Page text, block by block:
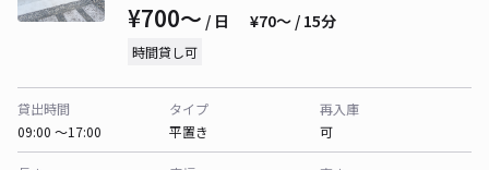
¥700〜 / 日 ¥70〜 / 15分
時間貸し可
貸出時間
09:00 〜17:00
タイプ
平置き
再入庫
可